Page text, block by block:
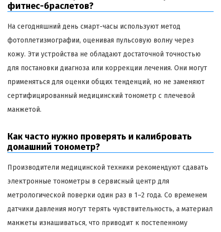
фитнес-браслетов?
На сегодняшний день смарт-часы используют метод
фотоплетизмографии, оценивая пульсовую волну через
кожу. Эти устройства не обладают достаточной точностью
для постановки диагноза или коррекции лечения. Они могут
применяться для оценки общих тенденций, но не заменяют
сертифицированный медицинский тонометр с плечевой
манжетой.
Как часто нужно проверять и калибровать
домашний тонометр?
Производители медицинской техники рекомендуют сдавать
электронные тонометры в сервисный центр для
метрологической поверки один раз в 1–2 года. Со временем
датчики давления могут терять чувствительность, а материал
манжеты изнашиваться, что приводит к постепенному